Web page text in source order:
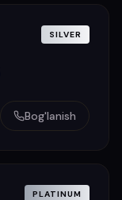
SILVER
Bog'lanish
PLATINUM